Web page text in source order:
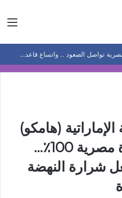
“جيهان يعقوب”: البورصة المصرية تواصل الصعود .. واتساع قاعدة المكاسب يعيد رسم خريطة الفرص
(هامكو)
تُطلق أول سيارة مصرية 100٪…
شرارة النهضة